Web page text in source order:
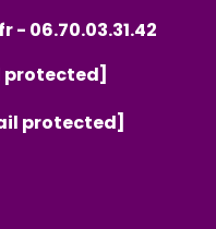
- 06.70.03.31.42
protected]
protected]